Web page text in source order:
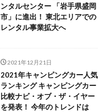
ンタルセンター 「岩手県盛岡
市」に進出！ 東北エリアでの
レンタル事業拡大へ
2021年12月21日
2021年キャンピングカー人気
ランキング キャンピングカー
比較ナビ・オブ・ザ・イヤー
を発表！ 今年のトレンドは